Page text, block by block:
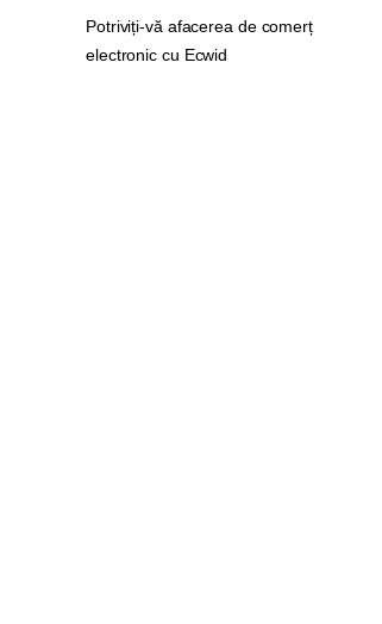
Potriviți-vă afacerea de comerț
electronic cu Ecwid